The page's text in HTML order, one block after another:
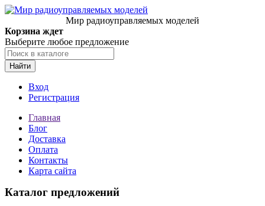
Мир радиоуправляемых моделей
Корзина ждет
Выберите любое предложение
Найти
Вход
Регистрация
Главная
Блог
Доставка
Оплата
Контакты
Карта сайта
Каталог предложений